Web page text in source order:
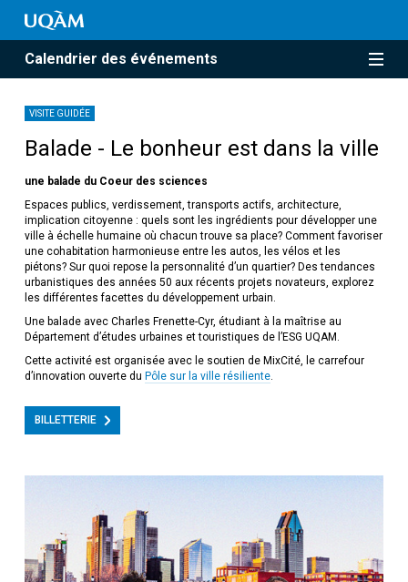
Calendrier des événements
VISITE GUIDÉE
Balade - Le bonheur est dans la ville
une balade du Coeur des sciences
Espaces publics, verdissement, transports actifs, architecture,
implication citoyenne : quels sont les ingrédients pour développer une
ville à échelle humaine où chacun trouve sa place? Comment favoriser
une cohabitation harmonieuse entre les autos, les vélos et les
piétons? Sur quoi repose la personnalité d’un quartier? Des tendances
urbanistiques des années 50 aux récents projets novateurs, explorez
les différentes facettes du développement urbain.
Une balade avec Charles Frenette-Cyr, étudiant à la maîtrise au
Département d’études urbaines et touristiques de l’ESG UQAM.
Cette activité est organisée avec le soutien de MixCité, le carrefour
d’innovation ouverte du Pôle sur la ville résiliente.
BILLETTERIE